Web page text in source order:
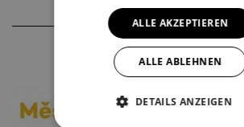
THEATERPARTNER
ALLE AKZEPTIEREN
ALLE ABLEHNEN
DETAILS ANZEIGEN